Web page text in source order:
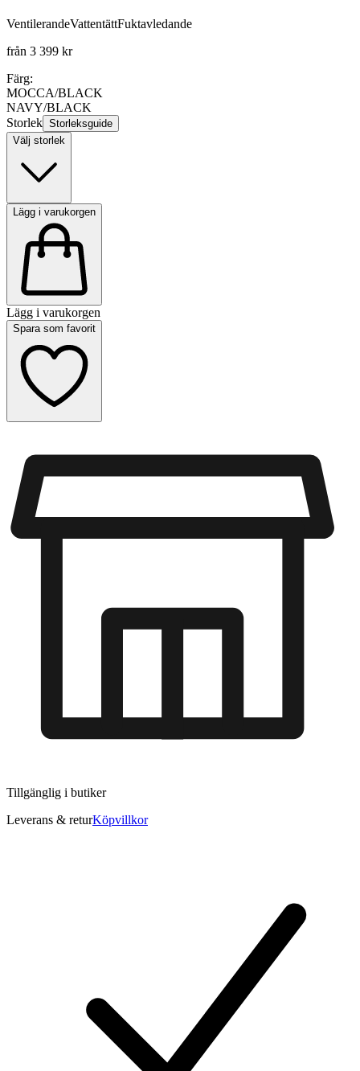
VentilerandeVattentättFuktavledande
från 3 399 kr
Färg:
MOCCA/BLACK
NAVY/BLACK
Storlek Storleksguide
Välj storlek
Lägg i varukorgen
Lägg i varukorgen
Spara som favorit
Tillgänglig i butiker
Leverans & returKöpvillkor